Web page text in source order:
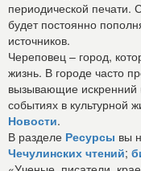
периодической печати.
будет постоянно
источников.
Череповец – город,
жизнь. В городе часто
вызывающие искренний
событиях в культурной
Новости.
В разделе Ресурсы вы
Чечулинских чтений;